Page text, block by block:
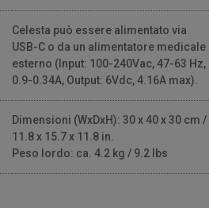
Celesta può essere alimentato via
USB-C o da un alimentatore medicale
esterno (Input: 100-240Vac, 47-63 Hz,
0.9-0.34A, Output: 6Vdc, 4.16A max).
Dimensioni (WxDxH): 30 x 40 x 30 cm /
11.8 x 15.7 x 11.8 in.
Peso lordo: ca. 4.2 kg / 9.2 lbs